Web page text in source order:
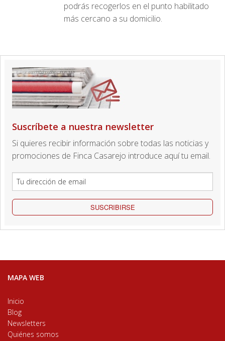
podrás recogerlos en el punto habilitado
más cercano a su domicilio.
Suscríbete a nuestra newsletter
Si quieres recibir información sobre todas las noticias y
promociones de Finca Casarejo introduce aquí tu email.
SUSCRIBIRSE
MAPA WEB
Inicio
Blog
Newsletters
Quiénes somos